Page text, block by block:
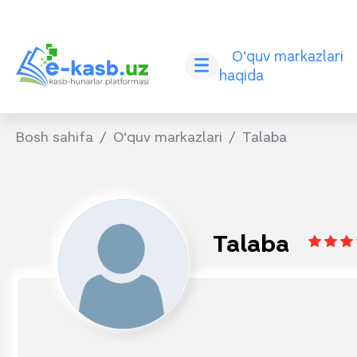
O‘quv markazlari
haqida
Bosh sahifa O‘quv markazlari Talaba
Talaba